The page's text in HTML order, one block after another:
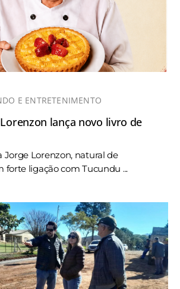
E ENTRETENIMENTO
lança novo livro de
Jorge Lorenzon, natural de
forte ligação com Tucundu ...